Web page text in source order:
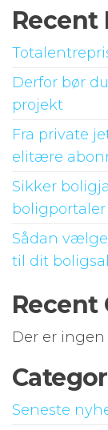
Recent
Derfor bør
projekt
Fra private
elitære
Sikker
boligportaler
Sådan
til dit
Recent
Der er
Seneste